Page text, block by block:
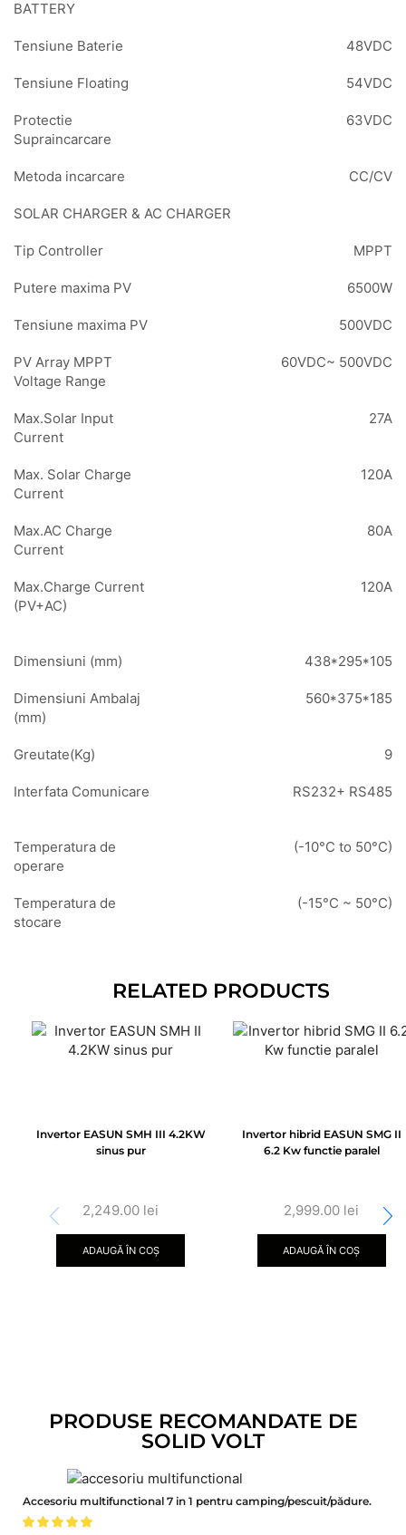
BATTERY
Tensiune Baterie 48VDC
Tensiune Floating 54VDC
Protectie
Supraincarcare
63VDC
Metoda incarcare CC/CV
SOLAR CHARGER & AC CHARGER
Tip Controller MPPT
Putere maxima PV 6500W
Tensiune maxima PV 500VDC
PV Array MPPT
Voltage Range
60VDC~ 500VDC
Max.Solar Input
Current
27A
Max. Solar Charge
Current
120A
Max.AC Charge
Current
80A
Max.Charge Current
(PV+AC)
120A
Dimensiuni (mm) 438*295*105
Dimensiuni Ambalaj
(mm)
560*375*185
Greutate(Kg) 9
Interfata Comunicare RS232+ RS485
Temperatura de
operare
(-10°C to 50°C)
Temperatura de
stocare
(-15°C ~ 50°C)
RELATED PRODUCTS
Invertor EASUN SMH III 4.2KW
sinus pur
2,249.00 lei
ADAUGĂ ÎN COȘ
Invertor hibrid EASUN SMG II
6.2 Kw functie paralel
2,999.00 lei
ADAUGĂ ÎN COȘ
PRODUSE RECOMANDATE DE
SOLID VOLT
Accesoriu multifunctional 7 in 1 pentru camping/pescuit/pădure.